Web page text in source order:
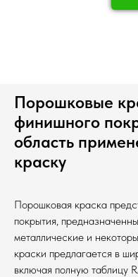
Порошковые
финишного
область
краску
Порошковая краска
покрытия,
металлические и
краски предлагается в
включая полную таблицу